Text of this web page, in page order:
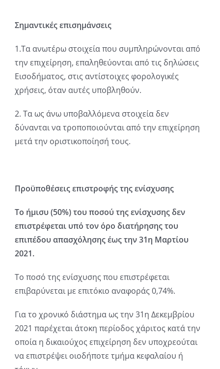
Σημαντικές επισημάνσεις
1.Τα ανωτέρω στοιχεία που συμπληρώνονται από
την επιχείρηση, επαληθεύονται από τις δηλώσεις
Εισοδήματος, στις αντίστοιχες φορολογικές
χρήσεις, όταν αυτές υποβληθούν.
2. Τα ως άνω υποβαλλόμενα στοιχεία δεν
δύνανται να τροποποιούνται από την επιχείρηση
μετά την οριστικοποίησή τους.
Προϋποθέσεις επιστροφής της ενίσχυσης
Το ήμισυ (50%) του ποσού της ενίσχυσης δεν
επιστρέφεται υπό τον όρο διατήρησης του
επιπέδου απασχόλησης έως την 31η Μαρτίου
2021.
Το ποσό της ενίσχυσης που επιστρέφεται
επιβαρύνεται με επιτόκιο αναφοράς 0,74%.
Για το χρονικό διάστημα ως την 31η Δεκεμβρίου
2021 παρέχεται άτοκη περίοδος χάριτος κατά την
οποία η δικαιούχος επιχείρηση δεν υποχρεούται
να επιστρέψει οιοδήποτε τμήμα κεφαλαίου ή